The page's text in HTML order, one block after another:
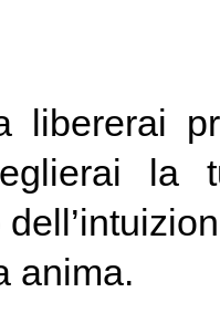
libererai
la
anima.